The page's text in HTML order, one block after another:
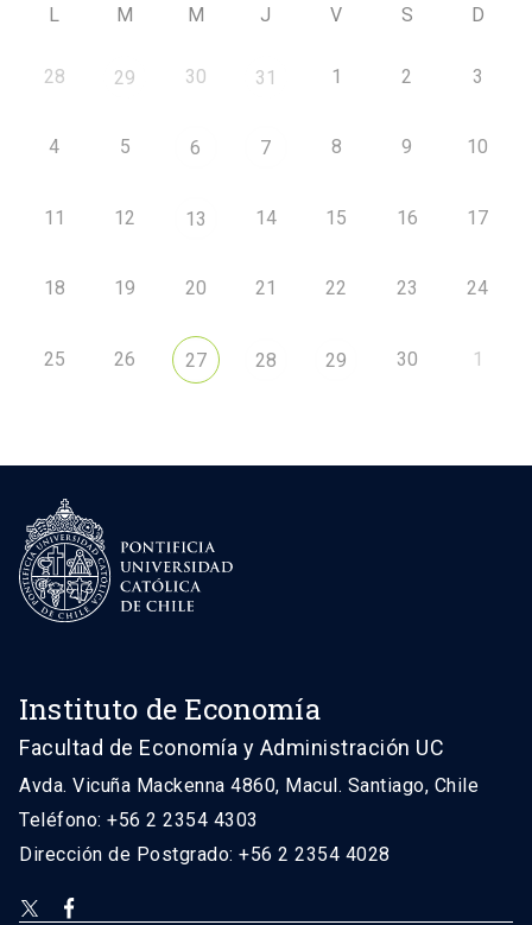
L M M J V S D
28 29 30 31 1 2 3
4 5 6 7 8 9 10
11 12 13 14 15 16 17
18 19 20 21 22 23 24
25 26 27 28 29 30 1
Instituto de Economía
Facultad de Economía y Administración UC
Avda. Vicuña Mackenna 4860, Macul. Santiago, Chile
Teléfono: +56 2 2354 4303
Dirección de Postgrado: +56 2 2354 4028